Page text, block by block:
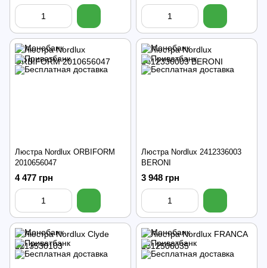
Люстра Nordlux ORBIFORM
2010656047
4 477 грн
Люстра Nordlux 2412336003
BERONI
3 948 грн